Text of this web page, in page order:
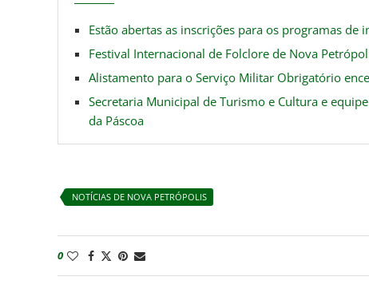
Estão abertas as inscrições para os programas
Festival Internacional de Folclore de Nova
Alistamento para o Serviço Militar Obrigatório
Secretaria Municipal de Turismo e Cultura e
da Páscoa
NOTÍCIAS DE NOVA PETRÓPOLIS
0